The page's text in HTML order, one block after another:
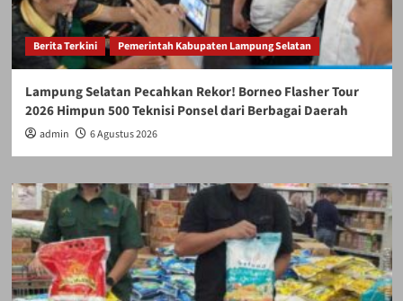
Berita Terkini Pemerintah Kabupaten Lampung Selatan
Lampung Selatan Pecahkan Rekor! Borneo Flasher Tour
2026 Himpun 500 Teknisi Ponsel dari Berbagai Daerah
admin 6 Agustus 2026